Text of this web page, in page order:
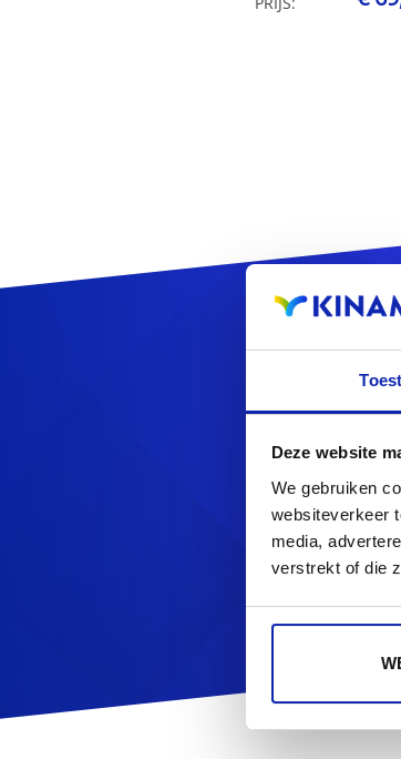
Deze website
We gebruiken
websiteverkeer
media,
verstrekt of die